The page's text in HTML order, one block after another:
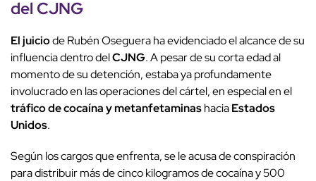
del CJNG
El juiciode Rubén Oseguera ha evidenciado el alcance de su
influencia dentro delCJNG. A pesar de su corta edad al
momento de su detención, estaba ya profundamente
involucrado en las operaciones del cártel, en especial en el
tráfico de cocaína y metanfetaminashaciaEstados
Unidos.
Según los cargos que enfrenta, se le acusa de conspiración
para distribuir más de cinco kilogramos de cocaína y 500